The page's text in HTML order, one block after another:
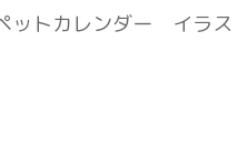
ットカレンダー イラス